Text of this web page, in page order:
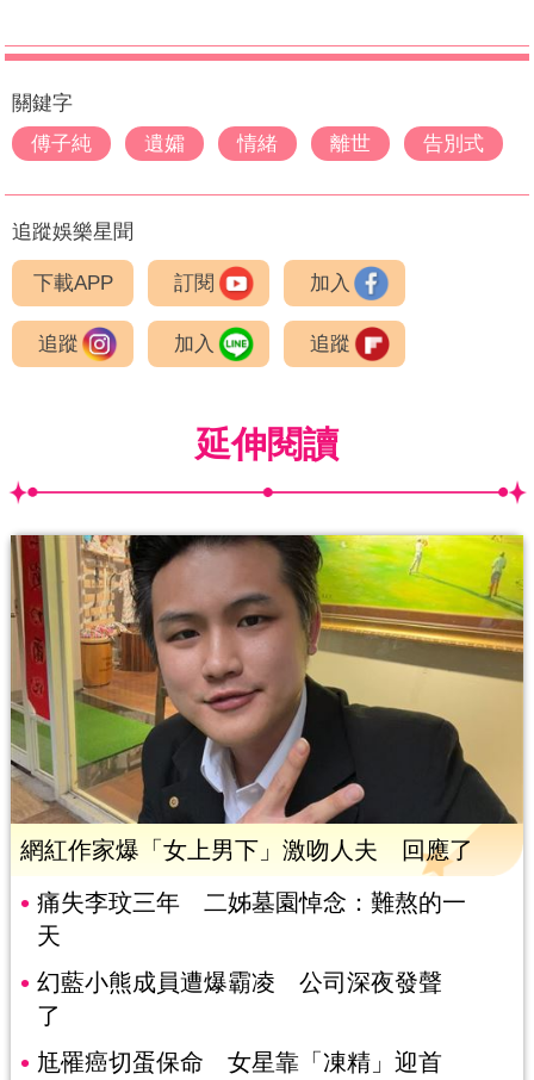
關鍵字
傅子純
遺孀 情緒 離世 告別式
追蹤娛樂星聞
下載APP 訂閱 加入
追蹤 加入 追蹤
延伸閱讀
網紅作家爆「女上男下」激吻人夫 回應了
痛失李玟三年 二姊墓園悼念：難熬的一
天
幻藍小熊成員遭爆霸凌 公司深夜發聲
了
尪罹癌切蛋保命 女星靠「凍精」迎首